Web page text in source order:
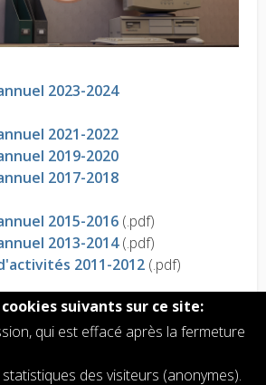
2023-2024
2021-2022
2019-2020
2017-2018
2015-2016 (.pdf)
2013-2014(.pdf)
2011-2012 (.pdf)
2010(.pdf)
2009 (.pdf)
2008
2007(.pdf)
suivants sur ce site:
qui est effacé après la fermeture
des visiteurs (anonymes).